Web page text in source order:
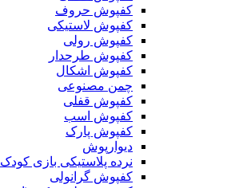
کفپوش حروف
کفپوش لاستیکی
کفپوش رولی
کفپوش طرحدار
کفپوش اشکال
چمن مصنوعی
کفپوش قفلی
کفپوش اسب
کفپوش پارک
دیوارپوش
نرده پلاستیکی بازی کودک
کفپوش گرانولی